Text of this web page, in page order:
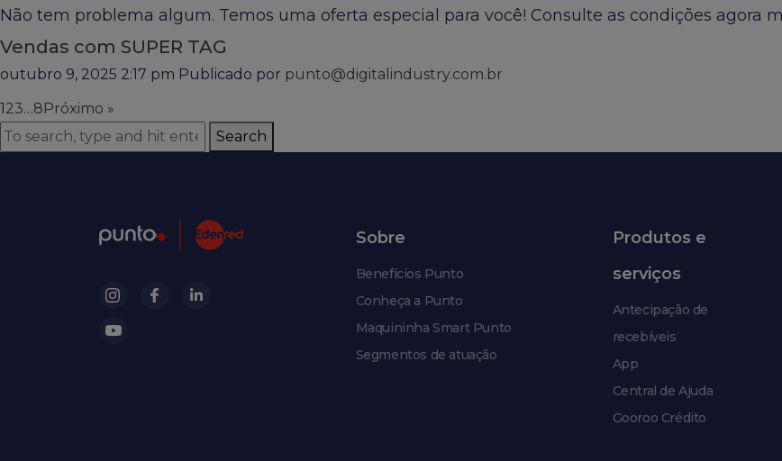
Não tem problema algum. Temos uma oferta especial para você! Consulte as condições agora
Vendas com SUPER TAG
outubro 9, 2025 2:17 pm Publicado por punto@digitalindustry.com.br
123…8Próximo »
Search
Sobre
Benefícios Punto
Conheça a Punto
Maquininha Smart Punto
Segmentos de atuação
Produtos e
serviços
Antecipação de
recebíveis
App
Central de Ajuda
Gooroo Crédito